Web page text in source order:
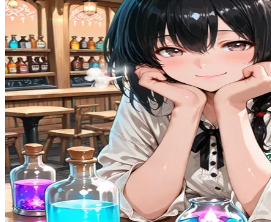
Stokke
Sudocrem
Sumimo
Sunnylife
Sun-Staches
Swimava
T
Tommee Tippee
Trunki
Tutti Bambini
Twistshake